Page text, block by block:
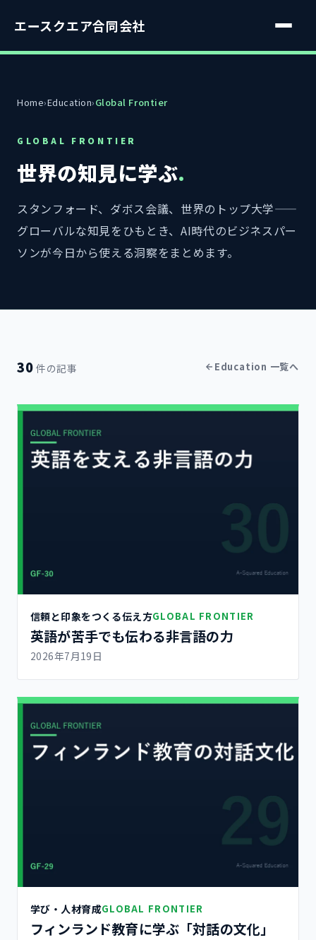
エースクエア合同会社
Home›Education›Global Frontier
GLOBAL FRONTIER
世界の知見に学ぶ.
スタンフォード、ダボス会議、世界のトップ大学——
グローバルな知見をひもとき、AI時代のビジネスパー
ソンが今日から使える洞察をまとめます。
30 件の記事 Education 一覧へ
信頼と印象をつくる伝え方GLOBAL FRONTIER
英語が苦手でも伝わる非言語の力
2026年7月19日
学び・人材育成GLOBAL FRONTIER
フィンランド教育に学ぶ「対話の文化」